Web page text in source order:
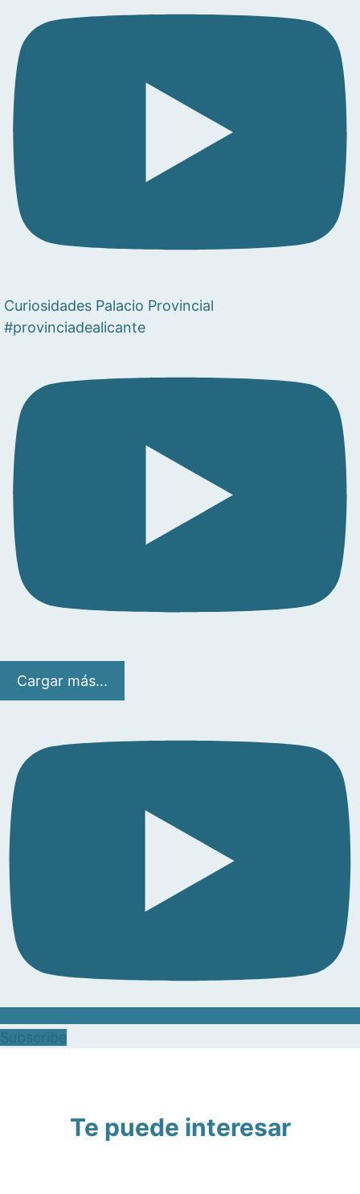
Curiosidades Palacio Provincial
#provinciadealicante
Cargar más...
Te puede interesar